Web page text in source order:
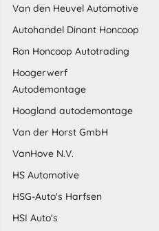
Van den Heuvel Automotive
Autohandel Dinant Honcoop
Ron Honcoop Autotrading
Hoogerwerf
Autodemontage
Hoogland autodemontage
Van der Horst GmbH
VanHove N.V.
HS Automotive
HSG-Auto's Harfsen
HSI Auto's